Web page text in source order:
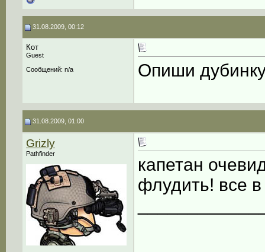
31.08.2009, 00:12
Кот
Guest
Сообщений: n/a
Опиши
31.08.2009, 01:00
Grizly
Pathfinder
капетан
флудить! все в